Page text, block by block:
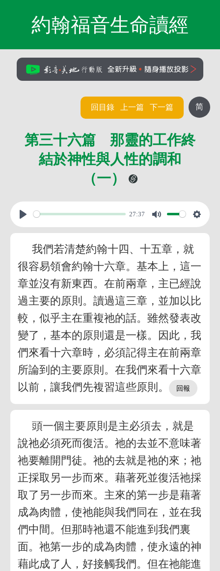
約翰福音生命讀經
简
回目錄 上一篇 下一篇
第三十六篇 那靈的工作終
結於神性與人性的調和
（一）
27:37
我們若清楚約翰十四、十五章，就
很容易領會約翰十六章。基本上，這一
章並沒有新東西。在前兩章，主已經說
過主要的原則。讀過這三章，並加以比
較，似乎主在重複祂的話。雖然發表改
變了，基本的原則還是一樣。因此，我
們來看十六章時，必須記得主在前兩章
所論到的主要原則。在我們來看十六章
以前，讓我們先複習這些原則。
頭一個主要原則是主必須去，就是
說祂必須死而復活。祂的去並不意味著
祂要離開門徒。祂的去就是祂的來；祂
正採取另一步而來。藉著死並復活祂採
取了另一步而來。主來的第一步是藉著
成為肉體，使祂能與我們同在，並在我
們中間。但那時祂還不能進到我們裏
面。祂第一步的成為肉體，使永遠的神
藉此成了人，好接觸我們。但在祂能進